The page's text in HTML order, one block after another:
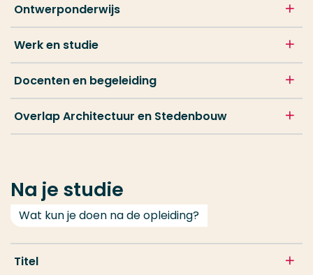
Ontwerponderwijs
Werk en studie
Docenten en begeleiding
Overlap Architectuur en Stedenbouw
Na je studie
Wat kun je doen na de opleiding?
Titel